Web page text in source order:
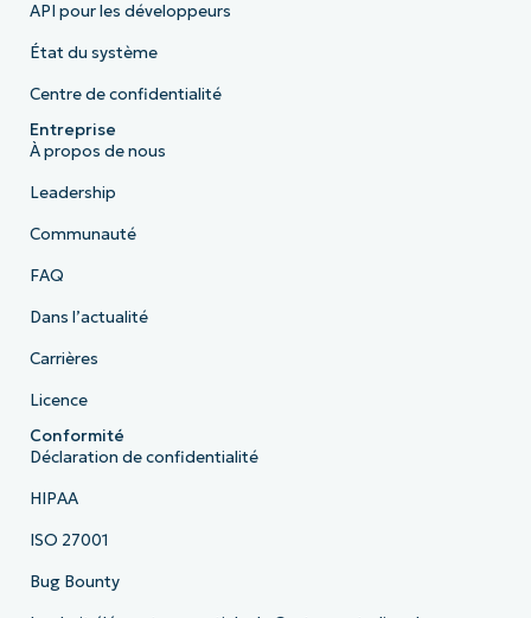
API pour les développeurs
État du système
Centre de confidentialité
Entreprise
À propos de nous
Leadership
Communauté
FAQ
Dans l’actualité
Carrières
Licence
Conformité
Déclaration de confidentialité
HIPAA
ISO 27001
Bug Bounty